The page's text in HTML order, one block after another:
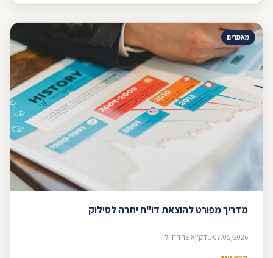
מאמרים
מדריך מפורט להוצאת דו"ח יתרה לסילוק
07/05/2026 1 דק' אוצר החייל